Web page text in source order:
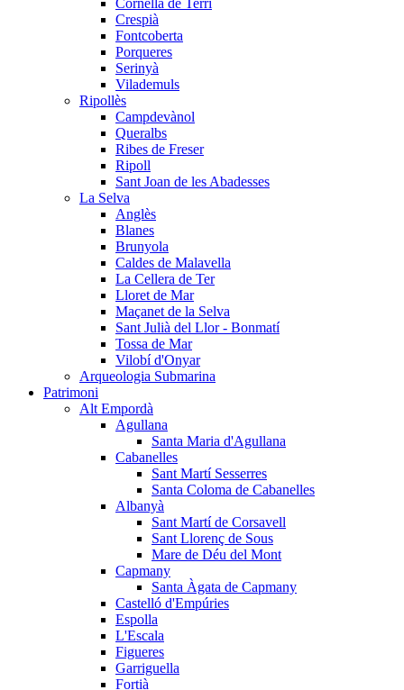
Cornellà de Terri
Crespià
Fontcoberta
Porqueres
Serinyà
Vilademuls
Ripollès
Campdevànol
Queralbs
Ribes de Freser
Ripoll
Sant Joan de les Abadesses
La Selva
Anglès
Blanes
Brunyola
Caldes de Malavella
La Cellera de Ter
Lloret de Mar
Maçanet de la Selva
Sant Julià del Llor - Bonmatí
Tossa de Mar
Vilobí d'Onyar
Arqueologia Submarina
Patrimoni
Alt Empordà
Agullana
Santa Maria d'Agullana
Cabanelles
Sant Martí Sesserres
Santa Coloma de Cabanelles
Albanyà
Sant Martí de Corsavell
Sant Llorenç de Sous
Mare de Déu del Mont
Capmany
Santa Àgata de Capmany
Castelló d'Empúries
Espolla
L'Escala
Figueres
Garriguella
Fortià